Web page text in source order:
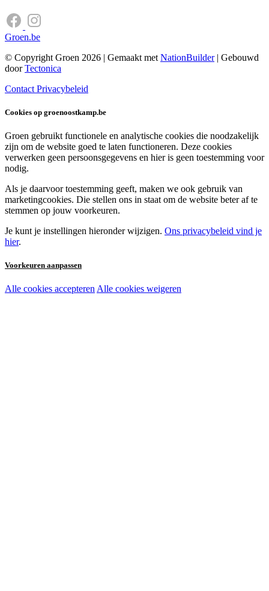
Groen.be
© Copyright Groen 2026 | Gemaakt met NationBuilder| Gebouwd
doorTectonica
Contact Privacybeleid
Cookies op groenoostkamp.be
Groen gebruikt functionele en analytische cookies die noodzakelijk
zijn om de website goed te laten functioneren. Deze cookies
verwerken geen persoonsgegevens en hier is geen toestemming voor
nodig.
Als je daarvoor toestemming geeft, maken we ook gebruik van
marketingcookies. Die stellen ons in staat om de website beter af te
stemmen op jouw voorkeuren.
Je kunt je instellingen hieronder wijzigen. Ons privacybeleid vind je
hier.
Voorkeuren aanpassen
Noodzakelijke cookies:
Alle cookies accepteren Alle cookies weigeren